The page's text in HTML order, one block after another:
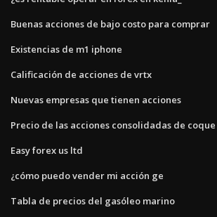
Buenas acciones de bajo costo para comprar
Existencias de m1 iphone
Calificación de acciones de vrtx
Nuevas empresas que tienen acciones
Precio de las acciones consolidadas de coque
Easy forex us ltd
¿cómo puedo vender mi acción ge
Tabla de precios del gasóleo marino